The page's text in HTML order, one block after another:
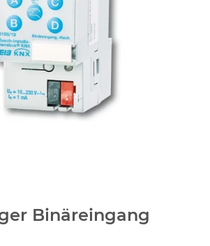
Binäreingang